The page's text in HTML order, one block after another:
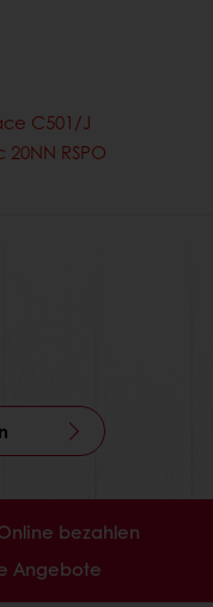
C501/J
RSPO
bezahlen
Angebote